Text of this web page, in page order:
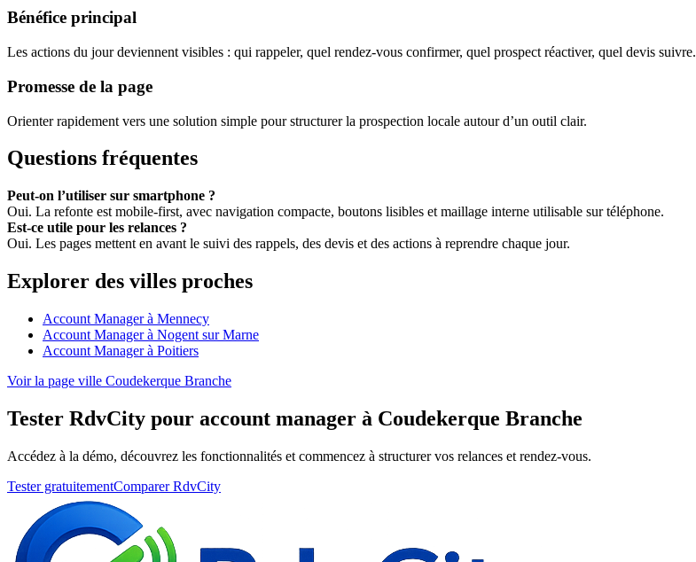
Bénéfice principal
Les actions du jour deviennent visibles : qui rappeler, quel rendez-vous confirmer, quel prospect réactiver, quel devis suivre.
Promesse de la page
Orienter rapidement vers une solution simple pour structurer la prospection locale autour d’un outil clair.
Questions fréquentes
Peut-on l’utiliser sur smartphone ?
Oui. La refonte est mobile-first, avec navigation compacte, boutons lisibles et maillage interne utilisable sur téléphone.
Est-ce utile pour les relances ?
Oui. Les pages mettent en avant le suivi des rappels, des devis et des actions à reprendre chaque jour.
Explorer des villes proches
Account Manager à Mennecy
Account Manager à Nogent sur Marne
Account Manager à Poitiers
Voir la page ville Coudekerque Branche
Tester RdvCity pour account manager à Coudekerque Branche
Accédez à la démo, découvrez les fonctionnalités et commencez à structurer vos relances et rendez-vous.
Tester gratuitementComparer RdvCity